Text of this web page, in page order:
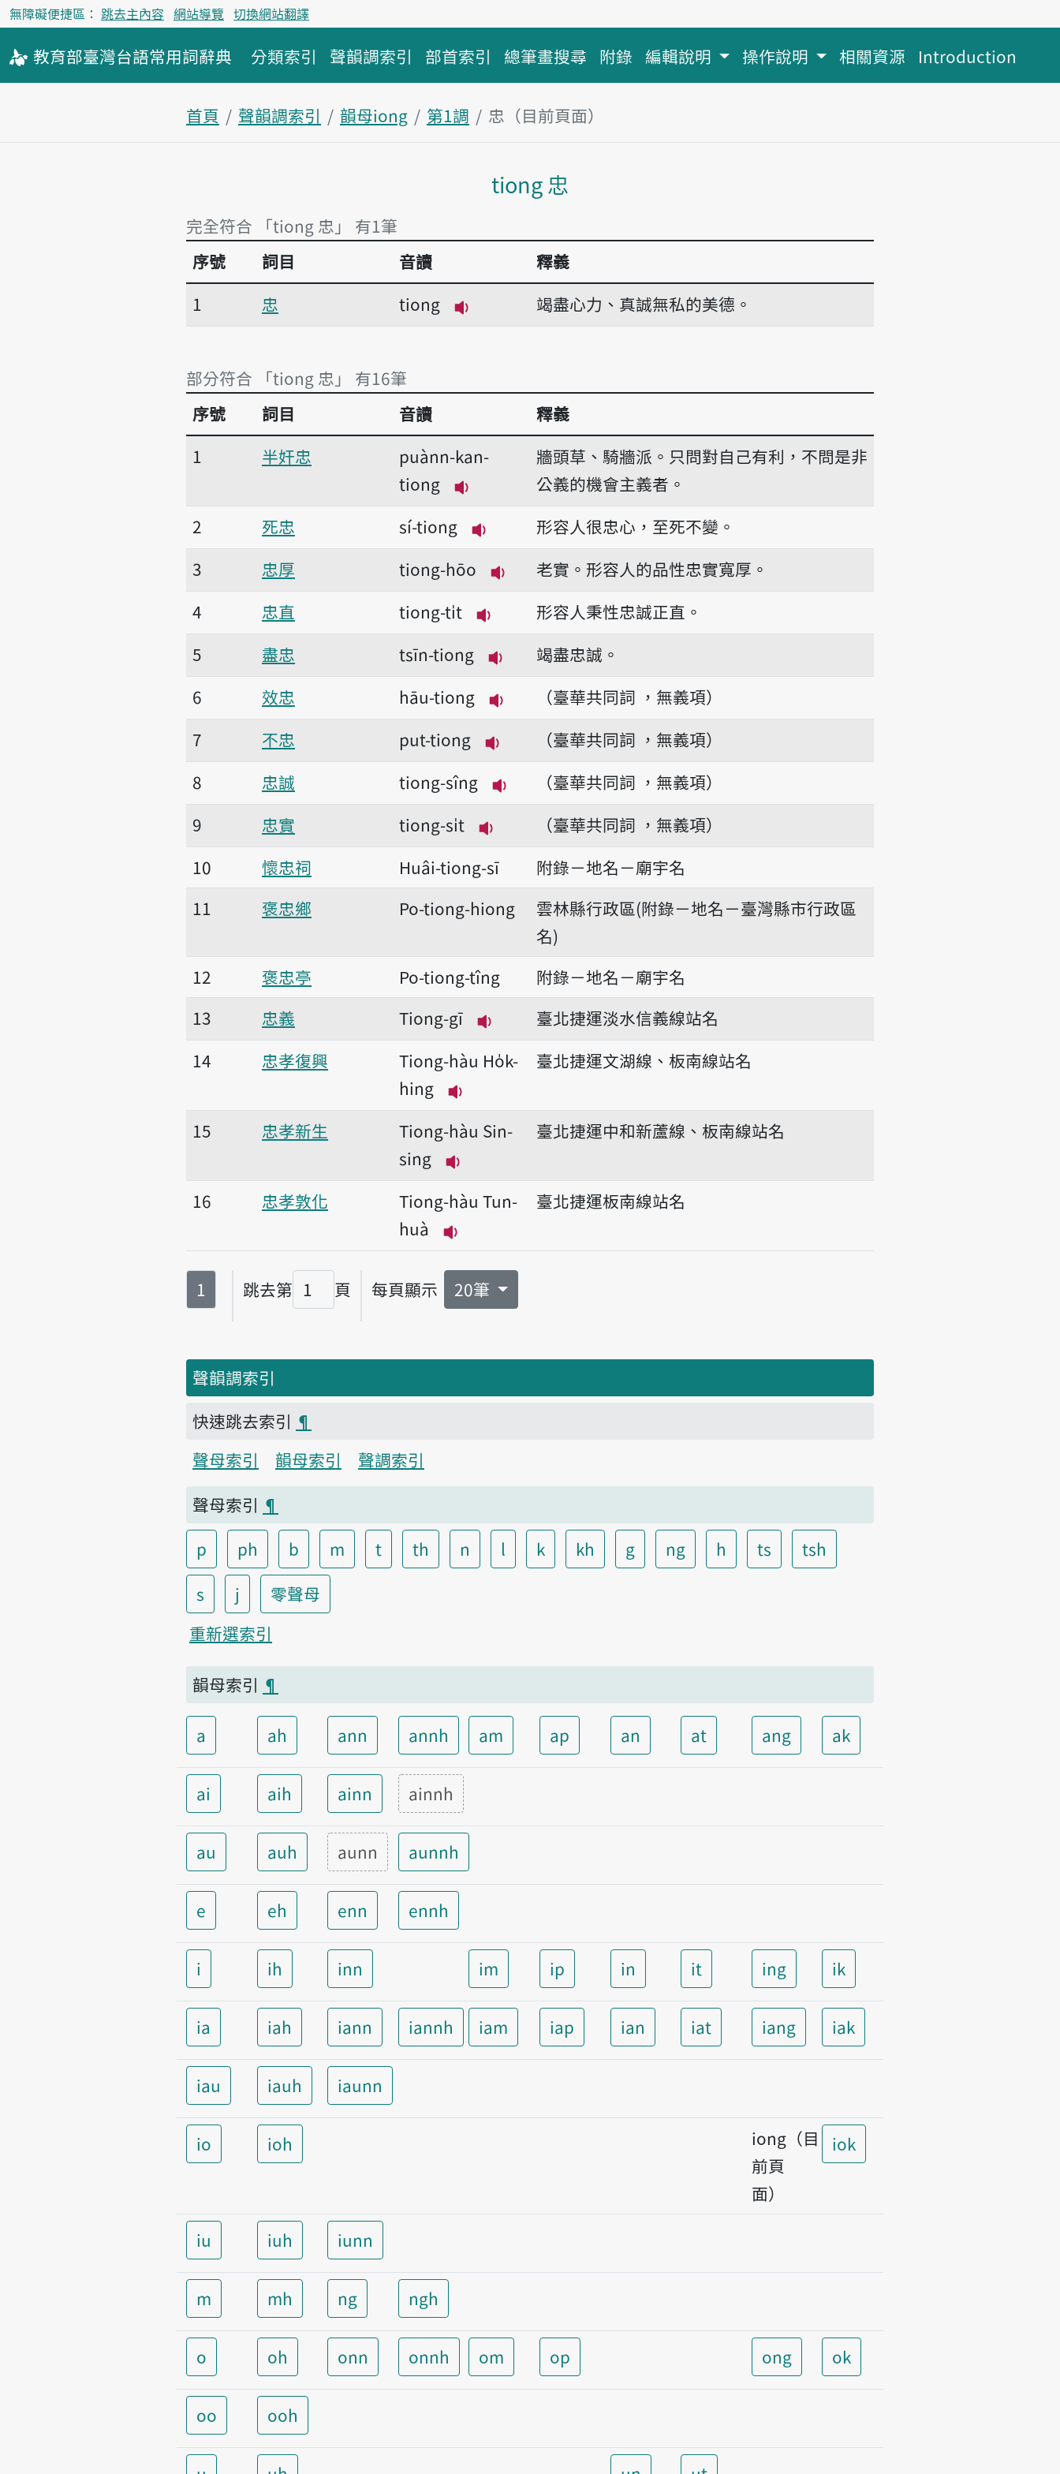
無障礙便捷區： 跳去主內容 網站導覽 切換網站翻譯
教育部臺灣台語常用詞辭典 分類索引 聲韻調索引 部首索引 總筆畫搜尋 附錄 編輯說明 操作說明 相關資源 Introduction
首頁 聲韻調索引 韻母iong 第1調
忠（目前頁面）
tiong 忠
完全符合 「tiong 忠」 有1筆
完全符合 「tiong 忠」 有1筆
序號 詞目 音讀
釋義
1
忠
tiong
播放音讀tiong
竭盡心力、真誠無私的美德。
部分符合 「tiong 忠」 有16筆
部分符合 「tiong 忠」 有16筆
序號 詞目 音讀
釋義
1
半奸忠
puànn-kan-
tiong
播放音讀puànn-kan-tiong
牆頭草、騎牆派。只問對自己有利，不問是非
公義的機會主義者。
2
死忠
sí-tiong
播放音讀sí-tiong
形容人很忠心，至死不變。
3
忠厚
tiong-hōo
播放音讀tiong-hōo
老實。形容人的品性忠實寬厚。
4
忠直
tiong-ti̍t
播放音讀tiong-ti̍t
形容人秉性忠誠正直。
5
盡忠
tsīn-tiong
播放音讀tsīn-tiong
竭盡忠誠。
6
效忠
hāu-tiong
播放音讀hāu-tiong
（臺華共同詞 ，無義項）
7
不忠
put-tiong
播放音讀put-tiong
（臺華共同詞 ，無義項）
8
忠誠
tiong-sîng
播放音讀tiong-sîng
（臺華共同詞 ，無義項）
9
忠實
tiong-si̍t
播放音讀tiong-si̍t
（臺華共同詞 ，無義項）
10
懷忠祠 Huâi-tiong-sī
附錄－地名－廟宇名
11
褒忠鄉 Po-tiong-hiong
雲林縣行政區(附錄－地名－臺灣縣市行政區
名)
12
褒忠亭 Po-tiong-tîng
附錄－地名－廟宇名
13
忠義
Tiong-gī
播放音讀Tiong-gī
臺北捷運淡水信義線站名
14
忠孝復興
Tiong-hàu Ho̍k-
hing
播放音讀Tiong-hàu Ho̍k-hing
臺北捷運文湖線、板南線站名
15 忠孝新生
Tiong-hàu Sin-
sing
播放音讀Tiong-hàu Sin-sing
臺北捷運中和新蘆線、板南線站名
16 忠孝敦化
Tiong-hàu Tun-
huà
播放音讀Tiong-hàu Tun-huà
臺北捷運板南線站名
第
1 跳去第
頁碼
頁 每頁顯示 20筆
聲韻調索引
快速跳去索引 ¶
聲母索引
韻母索引
聲調索引
聲母索引 ¶
p
ph b m t th n l k kh g ng h ts
tsh
s
j
零聲母
重新選索引
韻母索引 ¶
a ah ann annh am ap an at ang ak
ai aih ainn ainnh
au auh aunn aunnh
e eh enn ennh
i ih inn im ip in it ing ik
ia iah iann iannh iam iap ian iat iang iak
iau iauh iaunn
io ioh
iong（目
前頁
面）
iok
iu iuh iunn
m mh ng ngh
o oh onn onnh om op ong ok
oo ooh